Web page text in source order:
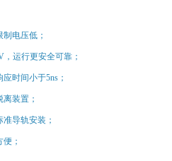
电压低；
运行更安全可靠；
时间小于5ns；
装置；
导轨安装；
；